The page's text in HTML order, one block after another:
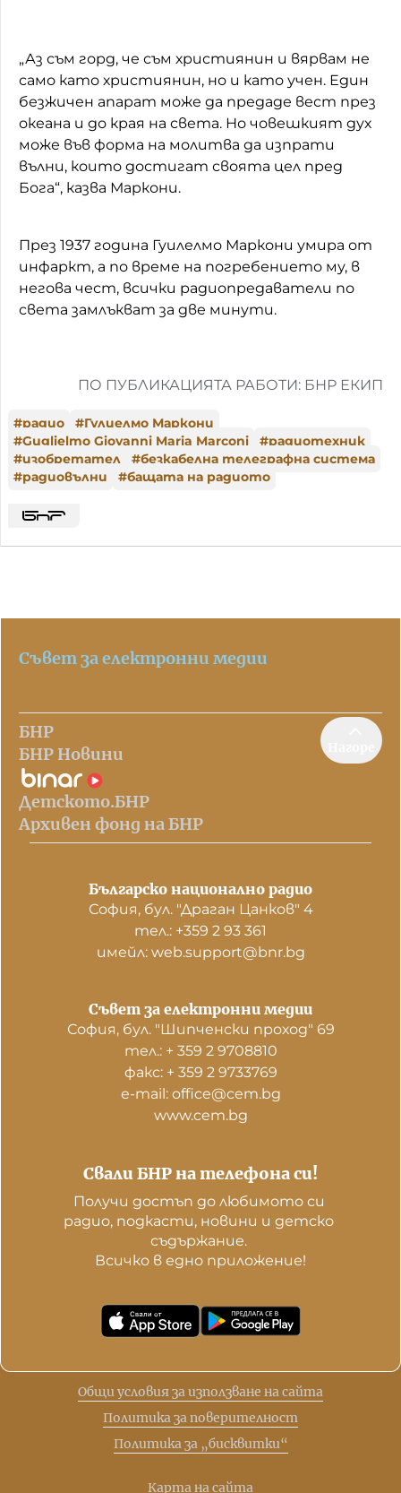
„Аз съм горд, че съм християнин и вярвам не
само като християнин, но и като учен. Един
безжичен апарат може да предаде вест през
океана и до края на света. Но човешкият дух
може във форма на молитва да изпрати
вълни, които достигат своята цел пред
Бога“, казва Маркони.
През 1937 година Гуилелмо Маркони умира от
инфаркт, а по време на погребението му, в
негова чест, всички радиопредаватели по
света замлъкват за две минути.
ПО ПУБЛИКАЦИЯТА РАБОТИ: БНР ЕКИП
#радио #Гулиелмо Маркони
#Guglielmo Giovanni Maria Marconi #радиотехник
#изобретател #безкабелна телеграфна система
#радиовълни #бащата на радиото
Съвет за електронни медии
БНР
БНР Новини
Детското.БНР
Архивен фонд на БНР
Българско национално радио
София, бул. "Драган Цанков" 4
тел.: +359 2 93 361
имейл: web.support@bnr.bg
Свали БНР на телефона си!
Получи достъп до любимото си
радио, подкасти, новини и детско
съдържание.
Всичко в едно приложение!
Съвет за електронни медии
София, бул. "Шипченски проход" 69
тел.: + 359 2 9708810
факс: + 359 2 9733769
е-mail: office@cem.bg
www.cem.bg
Общи условия за използване на сайта
Политика за поверителност
Политика за „бисквитки“
Карта на сайта